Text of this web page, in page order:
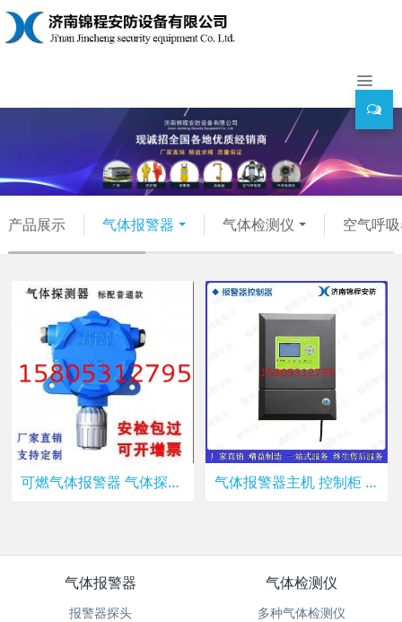
产品展示 气体报警器 气体检测仪 空气呼
可燃气体报警器 气体探测器 主机探头 套装 气体报警器主机 控制柜 8路气体报警器主机 套装 单主机
气体报警器
报警器探头
气体检测仪
多种气体检测仪